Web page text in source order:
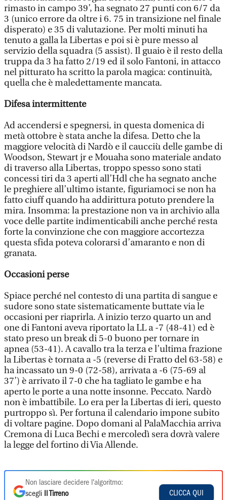
rimasto in campo 39’, ha segnato 27 punti con 6/7 da
3 (unico errore da oltre i 6. 75 in transizione nel finale
disperato) e 35 di valutazione. Per molti minuti ha
tenuto a galla la Libertas e poi si è pure messo al
servizio della squadra (5 assist). Il guaio è il resto della
truppa da 3 ha fatto 2/19 ed il solo Fantoni, in attacco
nel pitturato ha scritto la parola magica: continuità,
quella che è maledettamente mancata.
Difesa intermittente
Ad accendersi e spegnersi, in questa domenica di
metà ottobre è stata anche la difesa. Detto che la
maggiore velocità di Nardò e il caucciù delle gambe di
Woodson, Stewart jr e Mouaha sono materiale andato
di traverso alla Libertas, troppo spesso sono stati
concessi tiri da 3 aperti all’Hdl che ha segnato anche
le preghiere all’ultimo istante, figuriamoci se non ha
fatto ciuff quando ha addirittura potuto prendere la
mira. Insomma: la prestazione non va in archivio alla
voce delle partite indimenticabili anche perché resta
forte la convinzione che con maggiore accortezza
questa sfida poteva colorarsi d’amaranto e non di
granata.
Occasioni perse
Spiace perché nel contesto di una partita di sangue e
sudore sono state sistematicamente buttate via le
occasioni per riaprirla. A inizio terzo quarto un and
one di Fantoni aveva riportato la LL a -7 (48-41) ed è
stato preso un break di 5-0 buono per tornare in
apnea (53-41). A cavallo tra la terza e l’ultima frazione
la Libertas è tornata a -5 (reverse di Fratto del 63-58) e
ha incassato un 9-0 (72-58), arrivata a -6 (75-69 al
37’) è arrivato il 7-0 che ha tagliato le gambe e ha
aperto le porte a una notte insonne. Peccato. Nardò
non è imbattibile. Lo era per la Libertas di ieri, questo
purtroppo sì. Per fortuna il calendario impone subito
di voltare pagine. Dopo domani al PalaMacchia arriva
Cremona di Luca Bechi e mercoledì sera dovrà valere
la legge del fortino di Via Allende.
Non lasciare decidere l'algoritmo:
scegli
Il Tirreno
CLICCA QUI